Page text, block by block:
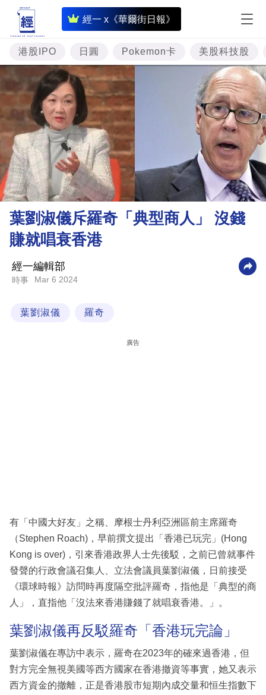
經一 x《華爾街日報》
即
時
財
經
專
題
投
資
樓
市
理
財
商
科
區
港股IPO 日圓 Pokemon卡 美股科技股
葉劉淑儀斥羅奇「典型商人」 沒錢
賺就唱衰香港
經一編輯部
時事 Mar 6 2024
葉劉淑儀 羅奇
廣告
有「中國大好友」之稱、摩根士丹利亞洲區前主席羅奇
（Stephen Roach)，早前撰文提出「香港已玩完」(Hong
Kong is over)，引來香港政界人士先後駁，之前已曾就事件
發聲的行政會議召集人、立法會議員葉劉淑儀，日前接受
《環球時報》訪問時再度隔空批評羅奇，指他是「典型的商
人」，直指他「沒法來香港賺錢了就唱衰香港。」。
葉劉淑儀再反駁羅奇「香港玩完論」
葉劉淑儀在專訪中表示，羅奇在2023年的確來過香港，但
對方完全無視美國等西方國家在香港撤資等事實，她又表示
西方資金的撤離，正是香港股市短期內成交量和恒生指數下